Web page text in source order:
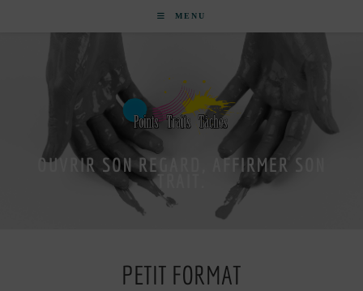
MENU
OUVRIR SON REGARD, AFFIRMER SON
TRAIT.
PETIT FORMAT